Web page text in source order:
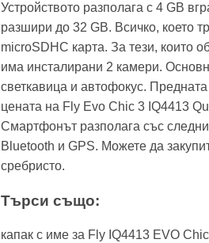
Устройството разполага с 4 GB
разшири до 32 GB. Всичко, което
microSDHC карта. За тези, които
има инсталирани 2 камери.
светкавица и автофокус.
цената на Fly Evo Chic 3 IQ4413
Смартфонът разполага със
Bluetooth и GPS. Можете да
сребристо.
Търси също:
капак с име за Fly IQ4413 EVO